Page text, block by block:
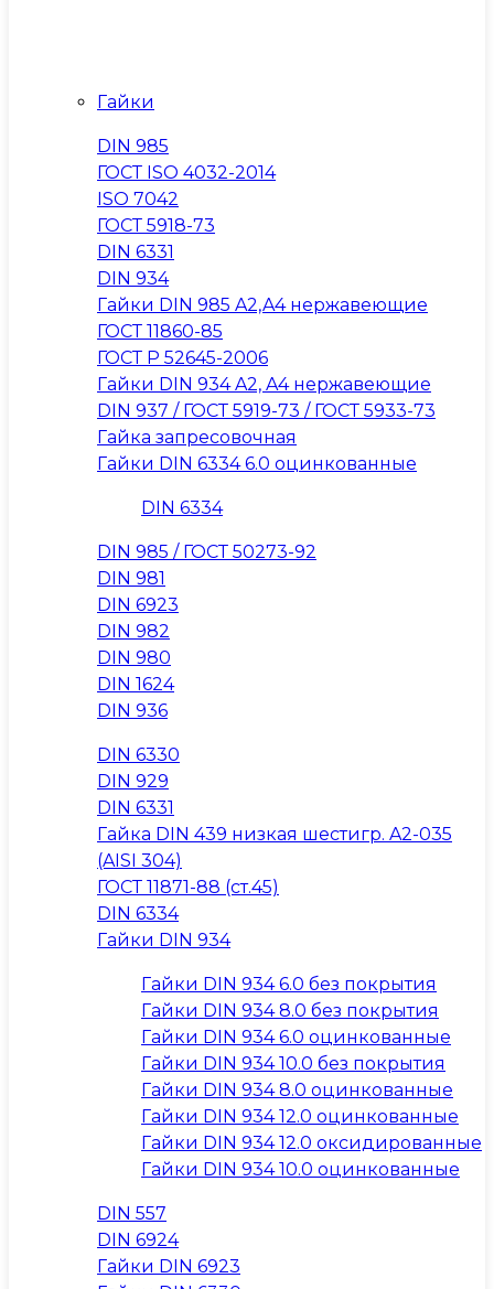
Гайки
DIN 985
ГОСТ ISO 4032-2014
ISO 7042
ГОСТ 5918-73
DIN 6331
DIN 934
Гайки DIN 985 A2,A4 нержавеющие
ГОСТ 11860-85
ГОСТ Р 52645-2006
Гайки DIN 934 A2, A4 нержавеющие
DIN 937 / ГОСТ 5919-73 / ГОСТ 5933-73
Гайка запресовочная
Гайки DIN 6334 6.0 оцинкованные
DIN 6334
DIN 985 / ГОСТ 50273-92
DIN 981
DIN 6923
DIN 982
DIN 980
DIN 1624
DIN 936
DIN 6330
DIN 929
DIN 6331
Гайка DIN 439 низкая шестигр. A2-035
(AISI 304)
ГОСТ 11871-88 (ст.45)
DIN 6334
Гайки DIN 934
Гайки DIN 934 6.0 без покрытия
Гайки DIN 934 8.0 без покрытия
Гайки DIN 934 6.0 оцинкованные
Гайки DIN 934 10.0 без покрытия
Гайки DIN 934 8.0 оцинкованные
Гайки DIN 934 12.0 оцинкованные
Гайки DIN 934 12.0 оксидированные
Гайки DIN 934 10.0 оцинкованные
DIN 557
DIN 6924
Гайки DIN 6923